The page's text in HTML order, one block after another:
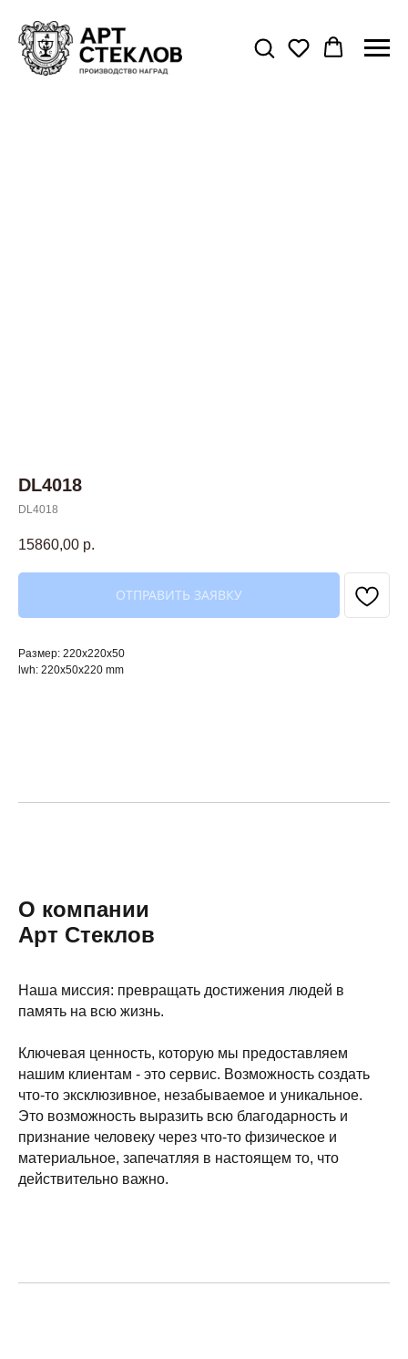
DL4018
DL4018
15860,00 р.
ОТПРАВИТЬ ЗАЯВКУ
Размер: 220х220х50
lwh: 220x50x220 mm
О компании
Арт Стеклов
Наша миссия: превращать достижения людей в
память на всю жизнь.
Ключевая ценность, которую мы предоставляем
нашим клиентам - это сервис. Возможность создать
что-то эксклюзивное, незабываемое и уникальное.
Это возможность выразить всю благодарность и
признание человеку через что-то физическое и
материальное, запечатляя в настоящем то, что
действительно важно.